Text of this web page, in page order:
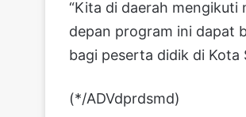
“Kita di daerah mengikuti
depan program ini dapat
bagi peserta didik di Kota
(*/ADVdprdsmd)